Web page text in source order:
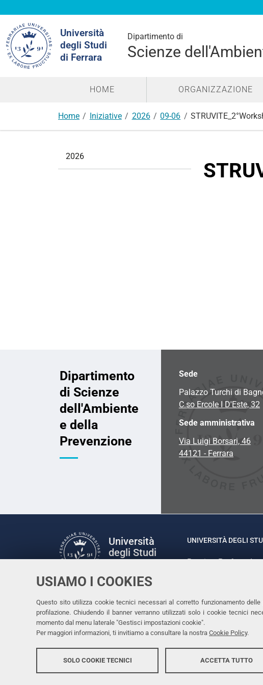
USIAMO I COOKIES
Questo sito utilizza cookie tecnici necessari al corretto funzionamento
profilazione. Chiudendo il banner verranno utilizzati solo i cookie tecnici
momento dal menu laterale "Gestisci impostazioni cookie".
Per maggiori informazioni, ti invitiamo a consultare la nostra Cookie Policy.
SOLO COOKIE TECNICI ACCETTA TUTTO
Università
degli Studi
di Ferrara
Dipartimento di
Scienze
nel
sito
HOME ORGANIZZAZIONE
Home Iniziative 2026 09-06
2026
Dipartimento
di Scienze
dell'Ambiente
e della
Prevenzione
Sede
Palazzo Turchi di
C.so Ercole I D'Este, 32
Sede amministrativa
Via Luigi Borsari, 46
44121 - Ferrara
Università
degli Studi
Facebook
LinkedinInstagram
Youtube
UNIVERSITÀ DEGLI
Rettrice: Prof.ssa